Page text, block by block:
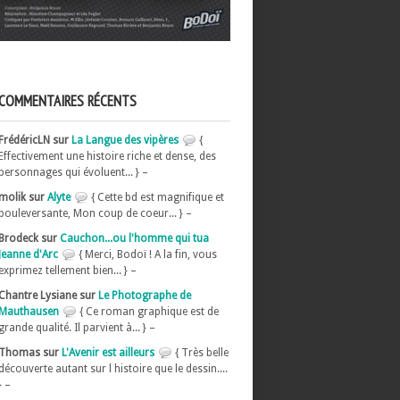
RÉCENTS
sur La Langue des vipères
{
une histoire riche et dense, des
qui évoluent... } –
sur Alyte
{ Cette bd est magnifique et
Mon coup de coeur... } –
sur Cauchon...ou l'homme qui tua
d'Arc
{ Merci, Bodoï ! A la fin, vous
tellement bien... } –
Lysiane sur Le Photographe de
{ Ce roman graphique est de
qualité. Il parvient à... } –
sur L'Avenir est ailleurs
{ Très belle
autant sur l histoire que le dessin....
–